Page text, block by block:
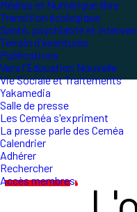
Médias et Numérique libre
Transition écologique
Santé, psychiatrie et
Terrain d'aventures
Publications
Vers l'Éducation Nouvelle
Vie Sociale et Traitements
Yakamedia
Salle de presse
Les Ceméa s'expriment
La presse parle des Ceméa
Calendrier
Adhérer
Rechercher
Accès membres